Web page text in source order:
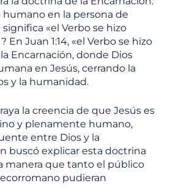
humano en la persona de
«el Verbo se hizo
En Juan 1:14, «el Verbo se hizo
Encarnación, donde Dios
en Jesús, cerrando la
y la humanidad.
la creencia de que Jesús es
y plenamente humano,
entre Dios y la
buscó explicar esta doctrina
manera que tanto el público
pudieran